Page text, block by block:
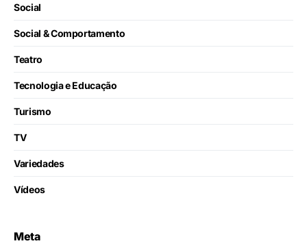
Social
Social & Comportamento
Teatro
Tecnologia e Educação
Turismo
TV
Variedades
Vídeos
Meta